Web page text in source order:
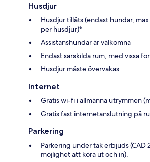
Husdjur
Husdjur tillåts (endast hundar,
per husdjur)*
Assistanshundar är välkomna
Endast särskilda rum, med vissa
Husdjur måste övervakas
Internet
Gratis wi-fi i allmänna utrymmen
Gratis fast internetanslutning på
Parkering
Parkering under tak erbjuds (CAD
möjlighet att köra ut och in).